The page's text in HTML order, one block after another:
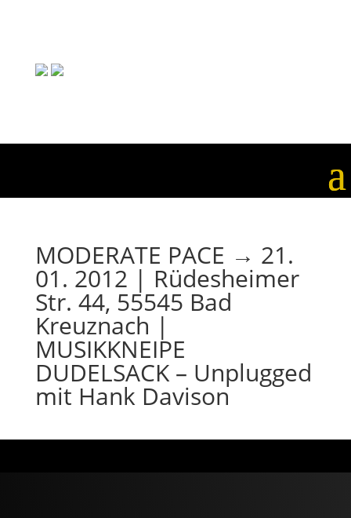
MODERATE PACE → 21.
01. 2012 | Rüdesheimer
Str. 44, 55545 Bad
Kreuznach |
MUSIKKNEIPE
DUDELSACK – Unplugged
mit Hank Davison